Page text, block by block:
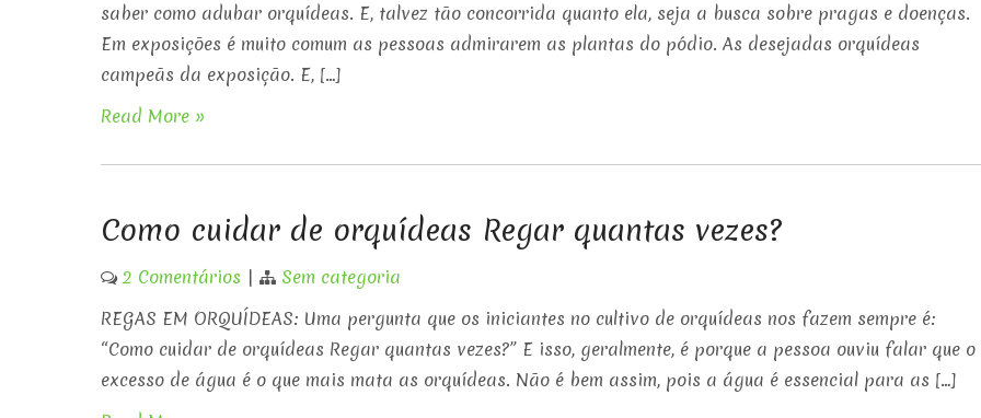
saber como adubar orquídeas. E, talvez tão concorrida quanto ela, seja a busca sobre pragas e doenças.
Em exposições é muito comum as pessoas admirarem as plantas do pódio. As desejadas orquídeas
campeãs da exposição. E, […]
Read More »
Como cuidar de orquídeas Regar quantas vezes?
2 Comentários |
Sem categoria
REGAS EM ORQUÍDEAS: Uma pergunta que os iniciantes no cultivo de orquídeas nos fazem sempre é:
“Como cuidar de orquídeas Regar quantas vezes?” E isso, geralmente, é porque a pessoa ouviu falar que o
excesso de água é o que mais mata as orquídeas. Não é bem assim, pois a água é essencial para as […]